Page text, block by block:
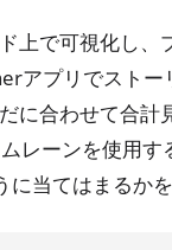
上で可視化し
アプリでスト
に合わせて合
レーンを使用
当てはまるか